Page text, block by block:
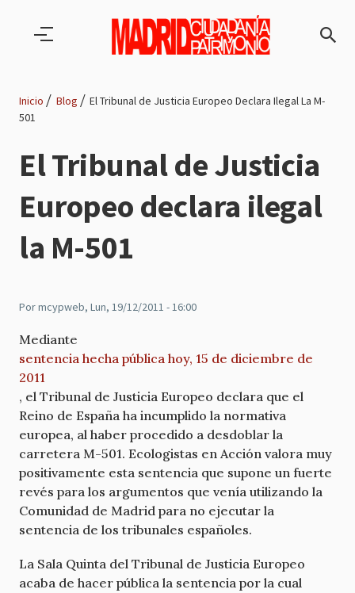
de
navegación
Inicio Blog
El Tribunal de Justicia Europeo Declara Ilegal La M-
501
El Tribunal de Justicia
Europeo declara ilegal
la M-501
Pormcypweb, Lun, 19/12/2011 - 16:00
Mediante
sentencia hecha pública hoy, 15 de diciembre de
2011
, el Tribunal de Justicia Europeo declara que el
Reino de España ha incumplido la normativa
europea, al haber procedido a desdoblar la
carretera M-501. Ecologistas en Acción valora muy
positivamente esta sentencia que supone un fuerte
revés para los argumentos que venía utilizando la
Comunidad de Madrid para no ejecutar la
sentencia de los tribunales españoles.
La Sala Quinta del Tribunal de Justicia Europeo
acaba de hacer pública la sentencia por la cual